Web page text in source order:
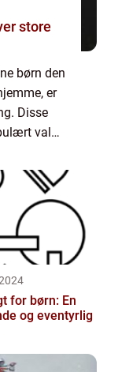
store
børn den
er
Disse
valg
for børn: En
og eventyrlig